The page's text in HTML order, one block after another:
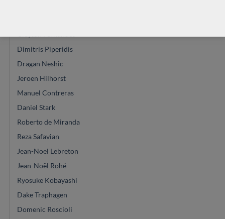
Dimitris Piperidis
Dragan Neshic
Jeroen Hilhorst
Manuel Contreras
Daniel Stark
Roberto de Miranda
Reza Safavian
Jean-Noel Lebreton
Jean-Noël Rohé
Ryosuke Kobayashi
Dake Traphagen
Domenic Roscioli